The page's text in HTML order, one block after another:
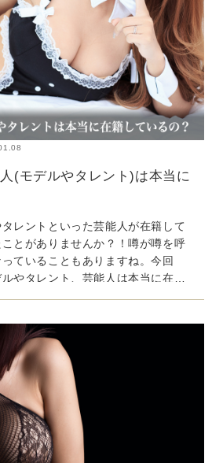
(モデルやタレント)は本当に
レントといった芸能人が在籍して
とがありませんか？！噂が噂を呼
ていることもありますね。今回
やタレント、芸能人は本当に在籍